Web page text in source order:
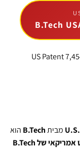
B.Techהוא
פטנט אמריקאי של B.Tech